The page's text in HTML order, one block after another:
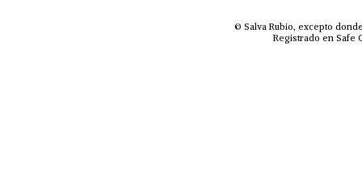
© Salva Rubio, excepto
Registrado en Safe